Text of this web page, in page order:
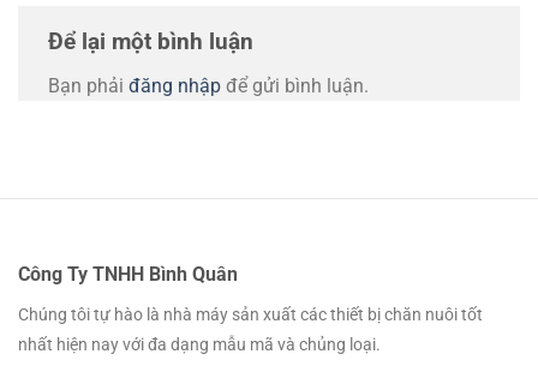
Để lại một bình luận
Bạn phải đăng nhập để gửi bình luận.
Công Ty TNHH Bình Quân
Chúng tôi tự hào là nhà máy sản xuất các thiết bị chăn nuôi tốt
nhất hiện nay với đa dạng mẫu mã và chủng loại.